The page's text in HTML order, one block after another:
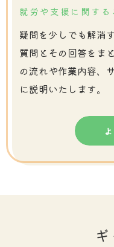
就労や支援に関す
疑問を少しでも解消
質問とその回答をま
の流れや作業内容、
に説明いたします。